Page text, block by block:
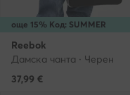
още 15% Код: SUMMER
Reebok
Дамска чанта · Черен
37,99 €